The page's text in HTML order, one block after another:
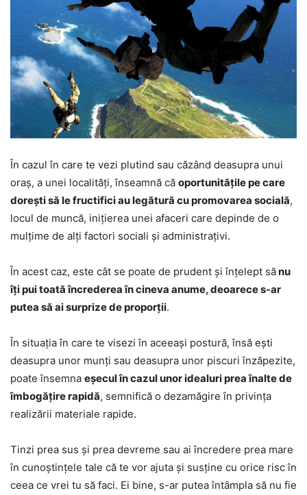
În cazul în care te vezi plutind sau căzând deasupra unui
oraș, a unei localități, înseamnă că oportunitățile pe care
dorești să le fructifici au legătură cu promovarea socială,
locul de muncă, inițierea unei afaceri care depinde de o
mulțime de alți factori sociali și administrațivi.
În acest caz, este cât se poate de prudent și înțelept sănu
îți pui toată încrederea în cineva anume, deoarece s-ar
putea să ai surprize de proporții.
În situația în care te visezi în aceeași postură, însă ești
deasupra unor munți sau deasupra unor piscuri înzăpezite,
poate însemna eșecul în cazul unor idealuri prea înalte de
îmbogățire rapidă, semnifică o dezamăgire în privința
realizării materiale rapide.
Tinzi prea sus și prea devreme sau ai încredere prea mare
în cunoștințele tale că te vor ajuta și susține cu orice risc în
ceea ce vrei tu să faci. Ei bine, s-ar putea întâmpla să nu fie